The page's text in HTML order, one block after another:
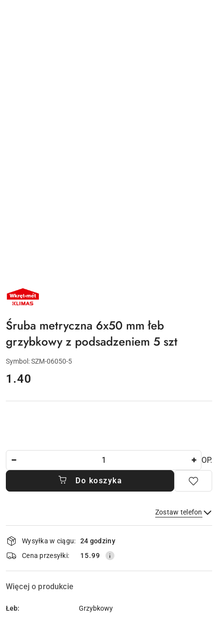
NAZWA
PRODUCENTA:
KLIMAS
MET
Śruba metryczna 6x50 mm łeb
grzybkowy z podsadzeniem 5 szt
Symbol:SZM-06050-5
cena:
1.40
OP.
Do koszyka
Zostaw telefon
Wyślij
Dostępność
i
dostawa
Wysyłka w ciągu:
24 godziny
Cena przesyłki:
15.99
Więcej o produkcie
Łeb: Grzybkowy